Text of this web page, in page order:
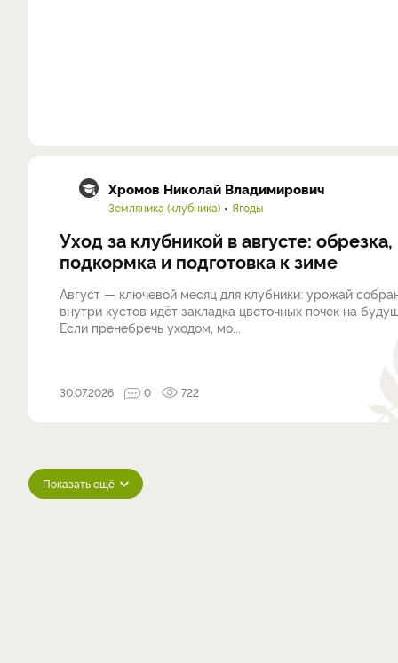
Хромов Николай Владимирович
Земляника (клубника) Ягоды
Уход за клубникой в августе: обрезка,
подкормка и подготовка к зиме
Август — ключевой месяц для клубники: урожай
внутри кустов идёт закладка цветочных почек на
Если пренебречь уходом, мо...
30.07.2026 0 722
Показать ещё